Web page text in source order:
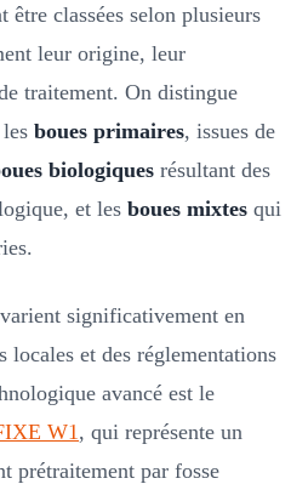
être classées selon plusieurs
leur origine, leur
traitement. On distingue
boues primaires, issues de
biologiques résultant des
et les boues mixtes qui
significativement en
locales et des réglementations
avancé est le
W1 , qui représente un
prétraitement par fosse